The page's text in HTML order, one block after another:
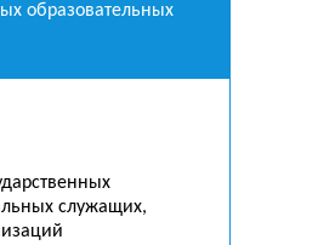
образовательных
служащих,